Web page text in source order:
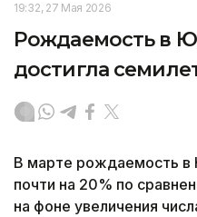
19:32, 27 Мая 2026
Рождаемость в
достигла
В марте рождаемость
почти на 20% по
на фоне увеличения